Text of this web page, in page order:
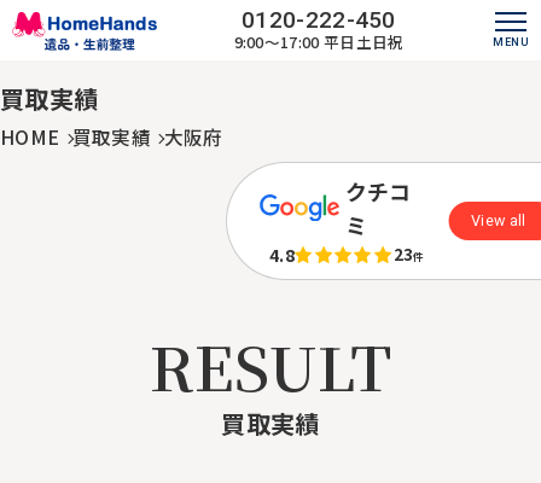
0120-222-450
9:00～17:00平日土日祝
買取実績
HOME 買取実績 大阪府
クチコ
ミ
4.8 23件
View all
RESULT
買取実績